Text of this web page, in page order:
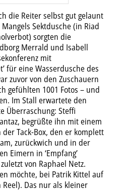
die Reiter selbst gut gelaunt
Mangels Sektdusche (in Riad
sorgten die
Merrald und Isabell
mit
für eine Wasserdusche des
zuvor von den Zuschauern
gefühlten 1001 Fotos – und
Im Stall erwartete den
Überraschung: Steffi
begrüßte ihn mit einem
Tack-Box, den er komplett
zurückwich und in der
Eimern in ‘Empfang’
von Raphael Netz.
möchte, bei Patrik Kittel auf
Das nur als kleiner